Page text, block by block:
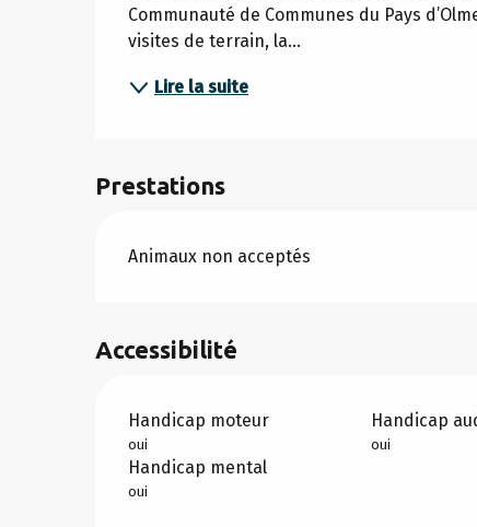
Communauté de Communes du Pays
visites de terrain, la...
Lire la suite
Prestations
Animaux non acceptés
Accessibilité
Handicap moteur
oui
Handicap
oui
Handicap mental
oui